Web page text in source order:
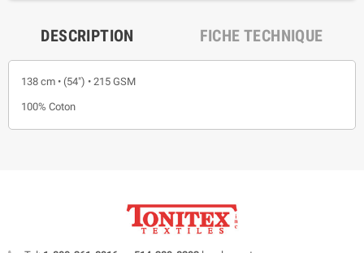
DESCRIPTION FICHE TECHNIQUE
138 cm • (54") • 215 GSM
100% Coton